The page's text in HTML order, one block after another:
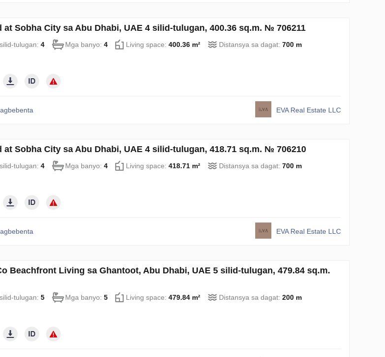
at Sobha City sa Abu Dhabi, UAE 4 silid-tulugan, 400.36 sq.m. № 706211
tulugan: 4 Mga banyo: 4 Living space: 400.36 m² Distansya sa dagat: 700 m
EVA Real Estate LLC
at Sobha City sa Abu Dhabi, UAE 4 silid-tulugan, 418.71 sq.m. № 706210
tulugan: 4 Mga banyo: 4 Living space: 418.71 m² Distansya sa dagat: 700 m
EVA Real Estate LLC
Beachfront Living sa Ghantoot, Abu Dhabi, UAE 5 silid-tulugan, 479.84 sq.m.
tulugan: 5 Mga banyo: 5 Living space: 479.84 m² Distansya sa dagat: 200 m